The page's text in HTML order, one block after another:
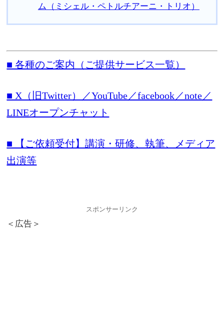
ム（ミシェル・ペトルチアーニ・トリオ）
■ 各種のご案内（ご提供サービス一覧）
■ X（旧Twitter）／YouTube／facebook／note／
LINEオープンチャット
■ 【ご依頼受付】講演・研修、執筆、メディア
出演等
スポンサーリンク
＜広告＞